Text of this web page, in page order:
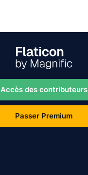
Accès des contributeurs
Passer Premium